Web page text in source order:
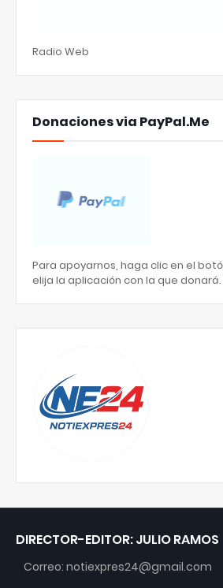
Radio Web
Donaciones via PayPal.Me
Para apoyarnos, haga clic en el
elija la aplicación con la que donará.
DIRECTOR-EDITOR: JULIO RAMOS
Correo: notiexpres24@gmail.com